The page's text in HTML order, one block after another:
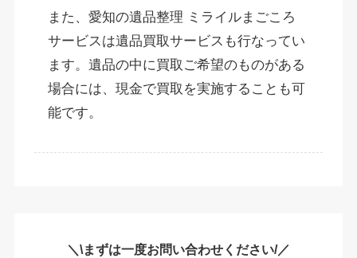
また、愛知の遺品整理 ミライルまごころ
サービスは遺品買取サービスも行なってい
ます。遺品の中に買取ご希望のものがある
場合には、現金で買取を実施することも可
能です。
＼\まずは一度お問い合わせください/／